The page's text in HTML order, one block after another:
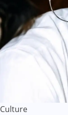
Culture